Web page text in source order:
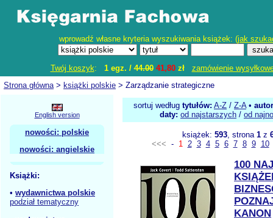
wprowadź własne kryteria wyszukiwania książek: (jak
Twój koszyk: 1 egz. /44.00 41,80zł
zamówienie
Strona główna> książki polskie > Zarządzanie strategiczne
English version
nowości: polskie
nowości: angielskie
Książki:
• wydawnictwa polskie
podział tematyczny
sortuj według tytułów: A-Z / Z-A•
daty: od najstarszych / od
książek: 593, strona 1z
<<< - 1 2 3 4 5 6 7 8 9 10
100
KANON